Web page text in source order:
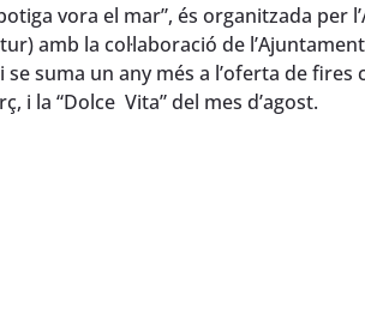
vora el mar”, és organitzada per
amb la col·laboració de
suma un any més a l’oferta de
i la “Dolce Vita” del mes d’agost.